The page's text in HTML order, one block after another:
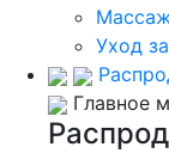
Уход
Главное